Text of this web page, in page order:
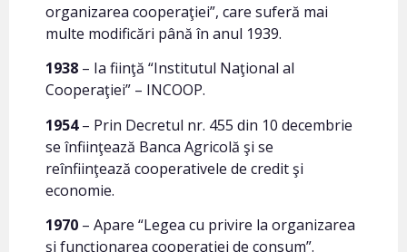
organizarea cooperaţiei”, care suferă mai
multe modificări până în anul 1939.
1938 – Ia fiinţă “Institutul Naţional al
Cooperaţiei” – INCOOP.
1954– Prin Decretul nr. 455 din 10 decembrie
se înfiinţează Banca Agricolă şi se
reînfiinţează cooperativele de credit şi
economie.
1970 – Apare “Legea cu privire la organizarea
şi funcţionarea cooperaţiei de consum”.